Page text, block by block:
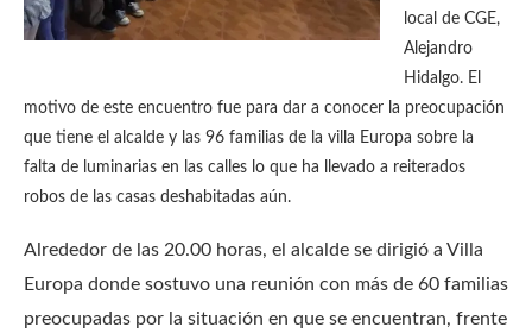
local de CGE,
Alejandro
Hidalgo. El
motivo de este encuentro fue para dar a conocer la preocupación
que tiene el alcalde y las 96 familias de la villa Europa sobre la
falta de luminarias en las calles lo que ha llevado a reiterados
robos de las casas deshabitadas aún.
Alrededor de las 20.00 horas, el alcalde se dirigió a Villa
Europa donde sostuvo una reunión con más de 60 familias
preocupadas por la situación en que se encuentran, frente